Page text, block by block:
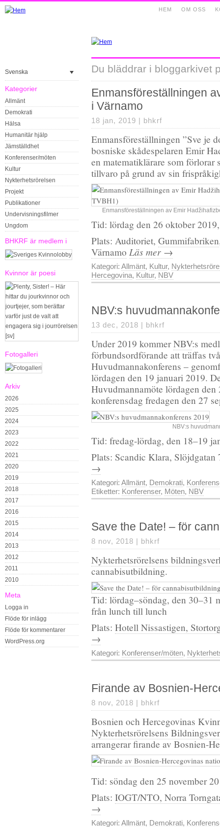
OM OSS
HEM
Svenska
Kategorier
Allmänt
Demokrati
Hälsa
Humanitär hjälp
Jämställdhet
Konferenser/möten
Kultur
Nykterhetsrörelsen
Projekt
Publikationer
Undervisningsfilmer
Ungdom
BHKRF är medlem i
Kvinnor är poesi
Fotogalleri
Arkiv
2026
2025
2024
2023
2022
2021
2020
2019
2018
2017
2016
2015
2014
2013
2012
2011
2010
Meta
Logga in
Flöde för inlägg
Flöde för kommentarer
WordPress.org
Du bläddrar i bloggarkivet
Enmansföreställningen
i Värnamo
18 jan, 2019 | bhkrf
Enmansföreställningen ”Sve je
bosniske skådespelaren Emir
en matematiklärare som
tillvaro på grund av sin
Enmansföreställningen av Emir
Tid: lördag den 26 oktober
Plats: Auditoriet, Gummifabriken
Värnamo Läs mer →
Kategori: Allmänt, Kultur,
Hercegovina, Kultur, NBV
NBV:s
13 dec, 2018 | bhkrf
Under 2019 kommerNBV:s
förbundsordförande att träffas
Huvudmannakonferens –
lördagen den 19 januari 2019.
Huvudmannamöte lördagen den
konferensdag fredagen den 27
NBV:s
Tid: fredag-lördag, den 18–19
Plats: Scandic Klara,
→
Kategori: Allmänt, Demokrati,
Etiketter: Konferenser, Möten, NBV
Save the Date! – för
8 nov, 2018 | bhkrf
Nykterhetsrörelsens
cannabisutbildning.
Tid: lördag–söndag, den 30–31
från lunch till lunch
Plats: Hotell Nissastigen,
→
Kategori: Konferenser/möten,
Firande av Bosnien-
8 nov, 2018 | bhkrf
Bosnien och Hercegovinas
Nykterhetsrörelsens
arrangerar firande av Bosnien-
Tid: söndag den 25 november
Plats: IOGT/NTO, Norra
→
Kategori: Allmänt, Demokrati,